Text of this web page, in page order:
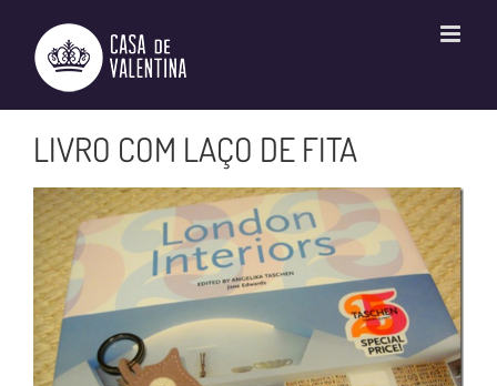
conteúdo
LIVRO COM LAÇO DE FITA